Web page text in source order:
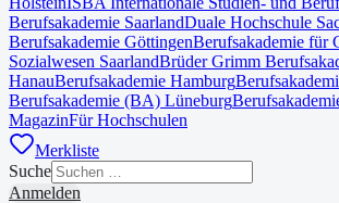
Berufsakademie SaarlandDuale Hochschule
Berufsakademie GöttingenBerufsakademie für
Sozialwesen SaarlandBrüder Grimm
HanauBerufsakademie Hamburg
Berufsakademie (BA) Lüneburg
MagazinFür Hochschulen
Merkliste
Suche
Anmelden